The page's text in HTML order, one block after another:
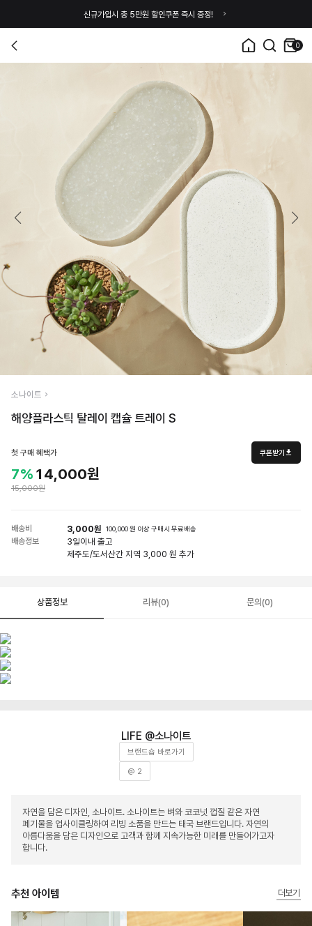
신규가입시 총 5만원 할인쿠폰 즉시 증정!
0
소나이트
해양플라스틱 탈레이 캡슐 트레이 S
첫 구매 혜택가 쿠폰받기
7% 14,000원
15,000원
배송비 3,000원 100,000 원 이상 구매시 무료배송
배송정보 3일이내 출고
제주도/도서산간 지역 3,000 원 추가
상품정보 리뷰(0) 문의(0)
소나이트
브랜드숍 바로가기
@ 2
자연을 담은 디자인, 소나이트. 소나이트는 벼와 코코넛 껍질 같은 자연
폐기물을 업사이클링하여 리빙 소품을 만드는 태국 브랜드입니다. 자연의
아름다움을 담은 디자인으로 고객과 함께 지속가능한 미래를 만들어가고자
합니다.
추천 아이템 더보기